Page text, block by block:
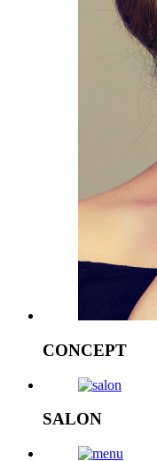
CONCEPT
SALON